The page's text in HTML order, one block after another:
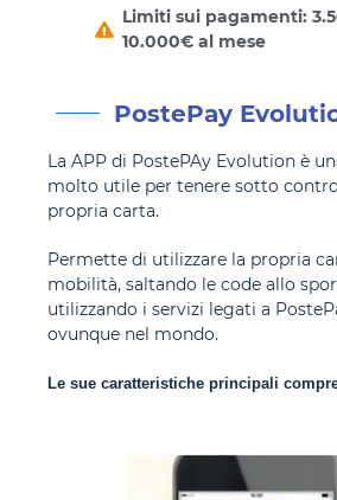
Limiti sui pagamenti:
10.000€ al mese
PostePay
La APP di PostePAy Evolution è
molto utile per tenere sotto
propria carta.
Permette di utilizzare la propria
mobilità, saltando le code allo
utilizzando i servizi legati a
ovunque nel mondo.
Le sue caratteristiche principali